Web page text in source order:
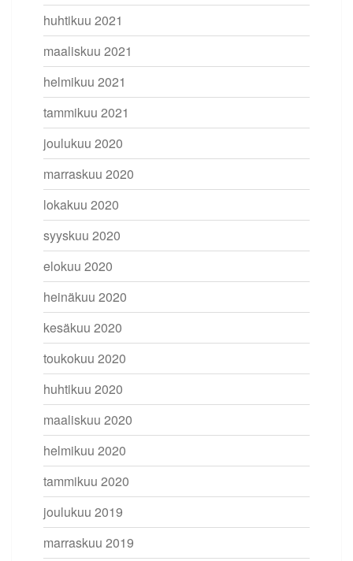
huhtikuu 2021
maaliskuu 2021
helmikuu 2021
tammikuu 2021
joulukuu 2020
marraskuu 2020
lokakuu 2020
syyskuu 2020
elokuu 2020
heinäkuu 2020
kesäkuu 2020
toukokuu 2020
huhtikuu 2020
maaliskuu 2020
helmikuu 2020
tammikuu 2020
joulukuu 2019
marraskuu 2019